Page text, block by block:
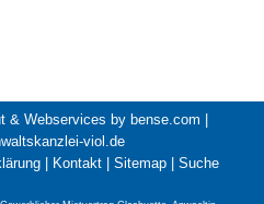
& Webservices by bense.com |
viol.de
| Kontakt| Sitemap| Suche